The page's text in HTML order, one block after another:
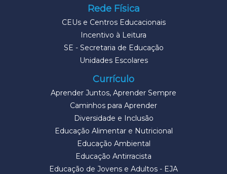
Rede Física
CEUs e Centros Educacionais
Incentivo à Leitura
SE - Secretaria de Educação
Unidades Escolares
Currículo
Aprender Juntos, Aprender Sempre
Caminhos para Aprender
Diversidade e Inclusão
Educação Alimentar e Nutricional
Educação Ambiental
Educação Antirracista
Educação de Jovens e Adultos - EJA